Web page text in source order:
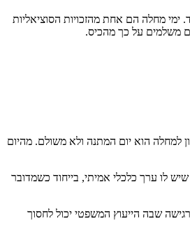
מחלה הם אחת מהזכויות הסוציאליות
משלמים על כך מהכיס.
הם שיוצרים את הבעיות. היום הראשון למחלה הוא יום המתנה ולא משולם. מהיום
בימי המחלה שלכם – הם לא אובדים. הם מתגלגלים לשנה הבאה, כל עוד לא חרגתם מהתקרה של 90 הימים. זה נכס שיש לו ערך כלכלי אמיתי, בייחוד כשמדובר
שבה הייעוץ המשפטי יכול לחסוך